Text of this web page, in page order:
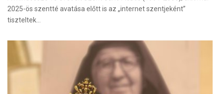
2025-ös szentté avatása előtt is az „internet szentjeként”
tiszteltek…